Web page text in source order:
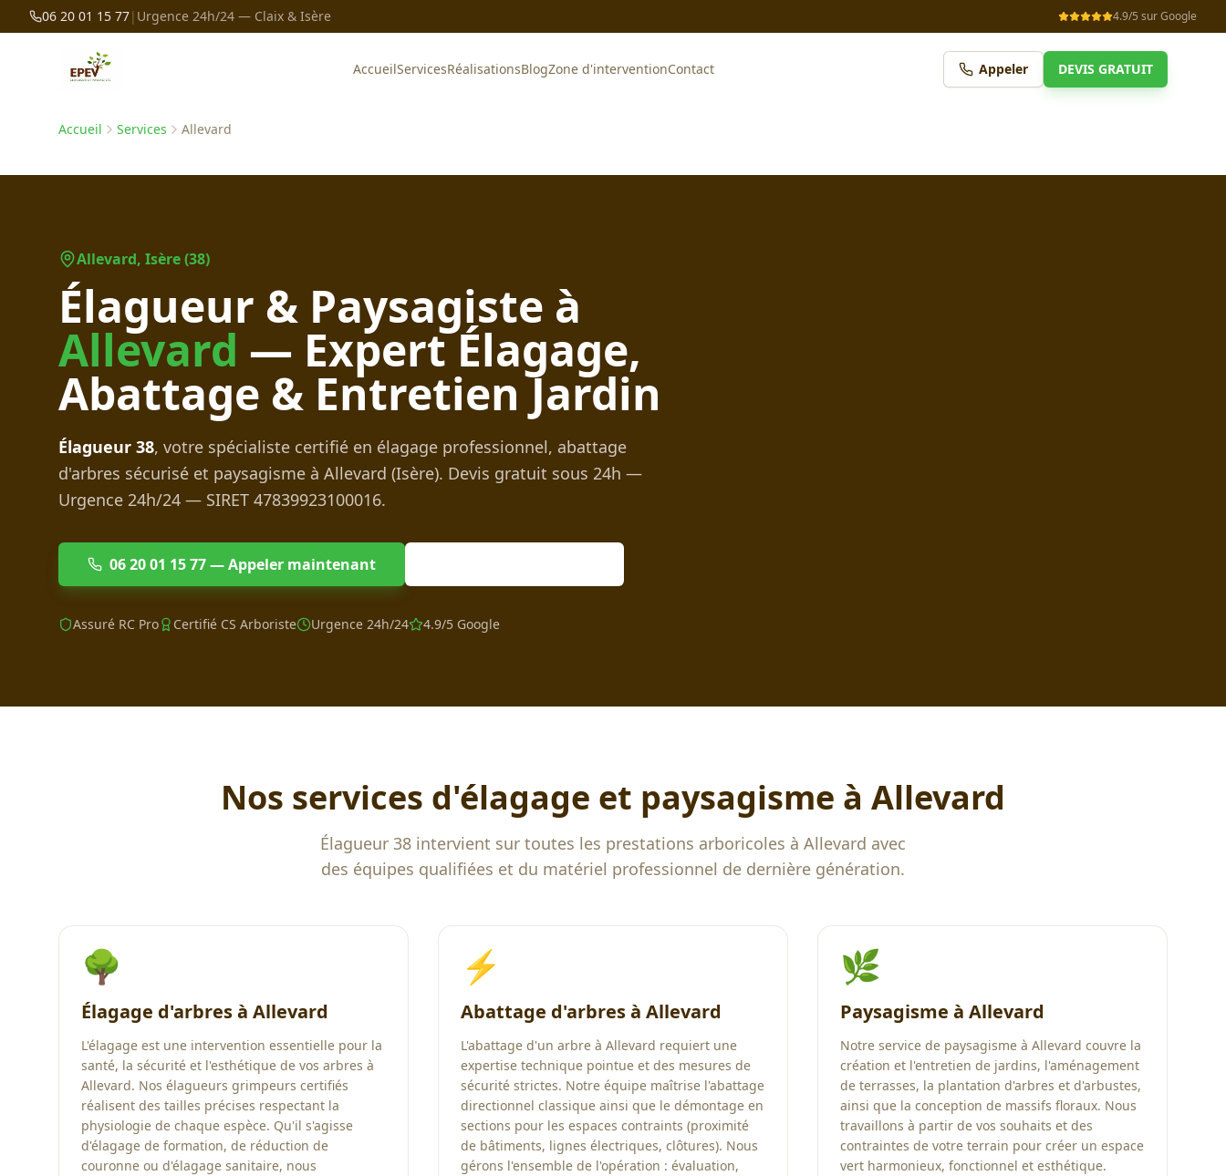
06 20 01 15 77| Urgence 24h/24 — Claix & Isère 4.9/5 sur Google
AccueilServicesRéalisationsBlogZone d'interventionContact Appeler DEVIS GRATUIT
Accueil Services Allevard
Allevard, Isère (38)
Élagueur & Paysagiste à
Allevard — Expert Élagage,
Abattage & Entretien Jardin
Élagueur 38, votre spécialiste certifié en élagage professionnel, abattage
d'arbres sécurisé et paysagisme à Allevard (Isère). Devis gratuit sous 24h —
Urgence 24h/24 — SIRET 47839923100016.
06 20 01 15 77 — Appeler maintenant
Assuré RC Pro Certifié CS Arboriste Urgence 24h/24 4.9/5 Google
Nos services d'élagage et paysagisme à Allevard
Élagueur 38 intervient sur toutes les prestations arboricoles à Allevard avec
des équipes qualifiées et du matériel professionnel de dernière génération.
🌳
Élagage d'arbres à Allevard
L'élagage est une intervention essentielle pour la
santé, la sécurité et l'esthétique de vos arbres à
Allevard. Nos élagueurs grimpeurs certifiés
réalisent des tailles précises respectant la
physiologie de chaque espèce. Qu'il s'agisse
d'élagage de formation, de réduction de
couronne ou d'élagage sanitaire, nous
⚡
Abattage d'arbres à Allevard
L'abattage d'un arbre à Allevard requiert une
expertise technique pointue et des mesures de
sécurité strictes. Notre équipe maîtrise l'abattage
directionnel classique ainsi que le démontage en
sections pour les espaces contraints (proximité
de bâtiments, lignes électriques, clôtures). Nous
gérons l'ensemble de l'opération : évaluation,
🌿
Paysagisme à Allevard
Notre service de paysagisme à Allevard couvre la
création et l'entretien de jardins, l'aménagement
de terrasses, la plantation d'arbres et d'arbustes,
ainsi que la conception de massifs floraux. Nous
travaillons à partir de vos souhaits et des
contraintes de votre terrain pour créer un espace
vert harmonieux, fonctionnel et esthétique.